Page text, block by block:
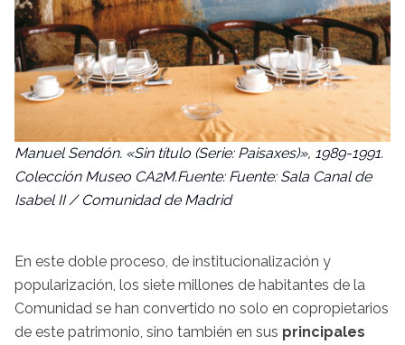
Manuel Sendón. «Sin título (Serie: Paisaxes)», 1989-1991.
Colección Museo CA2M.Fuente: Fuente: Sala Canal de
Isabel II / Comunidad de Madrid
En este doble proceso, de institucionalización y
popularización, los siete millones de habitantes de la
Comunidad se han convertido no solo en copropietarios
de este patrimonio, sino también en sus principales